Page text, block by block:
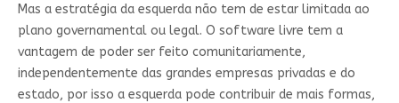
Mas a estratégia da esquerda não tem de estar limitada ao
plano governamental ou legal. O software livre tem a
vantagem de poder ser feito comunitariamente,
independentemente das grandes empresas privadas e do
estado, por isso a esquerda pode contribuir de mais formas,